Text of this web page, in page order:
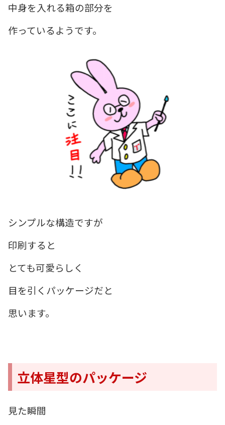
中身を入れる箱の部分を
作っているようです。
シンプルな構造ですが
印刷すると
とても可愛らしく
目を引くパッケージだと
思います。
立体星型のパッケージ
見た瞬間